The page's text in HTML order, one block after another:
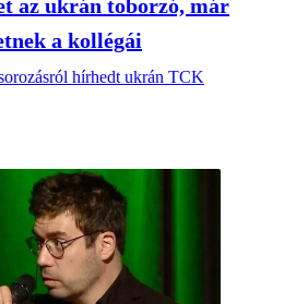
az ukrán toborzó, már
a kollégái
hírhedt ukrán TCK